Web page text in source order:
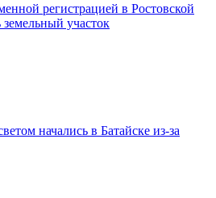
регистрацией в Ростовской
земельный участок
начались в Батайске из-за